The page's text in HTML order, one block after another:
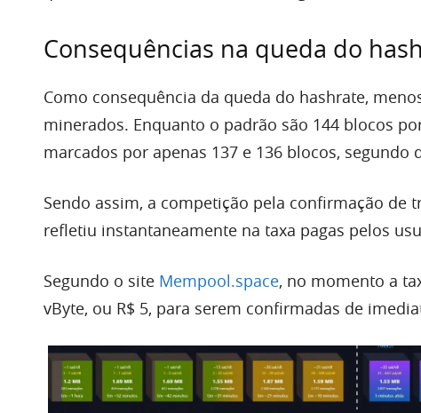
Consequências na queda do
Como consequência da queda do hashrate,
minerados. Enquanto o padrão são 144 blocos
marcados por apenas 137 e 136 blocos, segundo
Sendo assim, a competição pela confirmação de
refletiu instantaneamente na taxa pagas pelos
Segundo o site Mempool.space, no momento a
vByte, ou R$ 5, para serem confirmadas de